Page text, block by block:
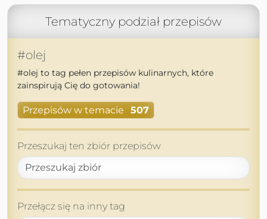
Tematyczny podział przepisów
#olej
#olej to tag pełen przepisów kulinarnych, które
zainspirują Cię do gotowania!
Przepisów w temacie 507
Przeszukaj ten zbiór przepisów
Przełącz się na inny tag